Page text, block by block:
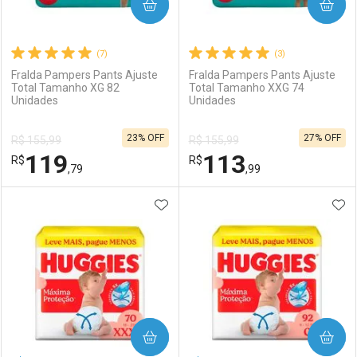
(7)
Fralda Pampers Pants Ajuste
Total Tamanho XG 82
Unidades
R$ 155,99
R$119,79
23% OFF
COMPRAR
Laboratório
Por Menos
(3)
Fralda Pampers Pants Ajuste
Total Tamanho XXG 74
Unidades
R$ 155,99
R$113,99
27% OFF
COMPRAR
Laboratório
Por Menos
ADICIONAR AOS FAVORITOS
COMPRAR COMPRAR